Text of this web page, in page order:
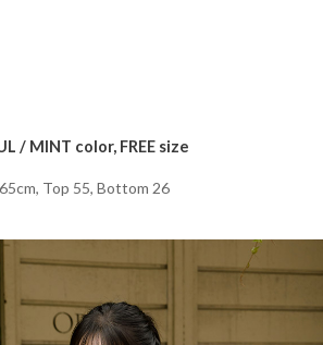
/ MINT color, FREE size
Top 55, Bottom 26